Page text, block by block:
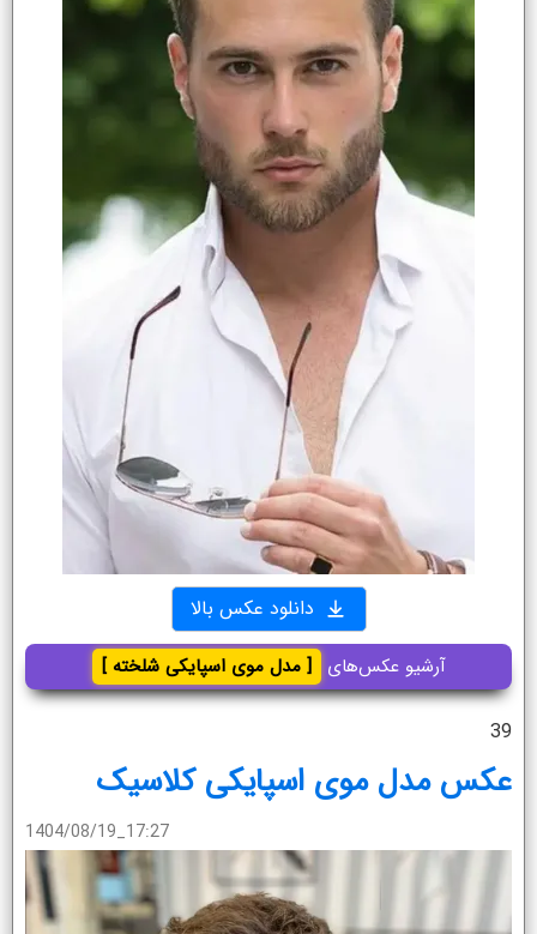
دانلود عکس بالا
آرشیو عکس‌های [ مدل موی اسپایکی شلخته ]
39
عکس مدل موی اسپایکی کلاسیک
1404/08/19_17:27